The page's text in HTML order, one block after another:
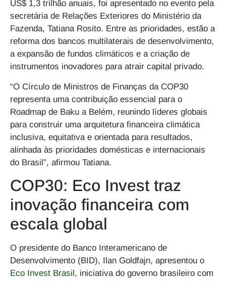
US$ 1,3 trilhão anuais, foi apresentado no evento pela
secretária de Relações Exteriores do Ministério da
Fazenda, Tatiana Rosito. Entre as prioridades, estão a
reforma dos bancos multilaterais de desenvolvimento,
a expansão de fundos climáticos e a criação de
instrumentos inovadores para atrair capital privado.
“O Círculo de Ministros de Finanças da COP30
representa uma contribuição essencial para o
Roadmap de Baku a Belém, reunindo líderes globais
para construir uma arquitetura financeira climática
inclusiva, equitativa e orientada para resultados,
alinhada às prioridades domésticas e internacionais
do Brasil”, afirmou Tatiana.
COP30: Eco Invest traz
inovação financeira com
escala global
O presidente do Banco Interamericano de
Desenvolvimento (BID), Ilan Goldfajn, apresentou o
Eco Invest Brasil, iniciativa do governo brasileiro com